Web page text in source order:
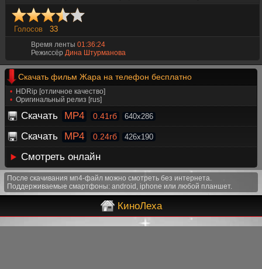
Голосов 33
Время ленты 01:36:24
Режиссёр Дина Штурманова
Скачать фильм Жара на телефон бесплатно
HDRip [отличное качество]
Оригинальный релиз [rus]
Скачать MP4 0.41гб 640x286
Скачать MP4 0.24гб 426x190
Смотреть онлайн
После скачивания мп4-файл можно смотреть без интернета.
Поддерживаемые смартфоны: android, iphone или любой планшет.
КиноЛеха